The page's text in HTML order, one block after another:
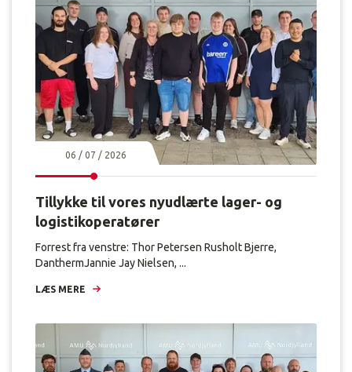
06 / 07 / 2026
Tillykke til vores nyudlærte lager- og
logistikoperatører
Forrest fra venstre: Thor Petersen Rusholt Bjerre,
DanthermJannie Jay Nielsen, ...
LÆS MERE